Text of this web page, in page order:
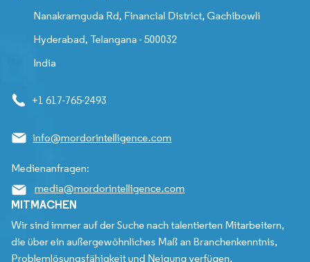
Nanakramguda Rd, Financial District, Gachibowli
Hyderabad, Telangana - 500032
India
+1 617-765-2493
info@mordorintelligence.com
Medienanfragen:
media@mordorintelligence.com
MITMACHEN
Wir sind immer auf der Suche nach talentierten Mitarbeitern,
die über ein außergewöhnliches Maß an Branchenkenntnis,
Problemlösungsfähigkeit und Neigung verfügen.